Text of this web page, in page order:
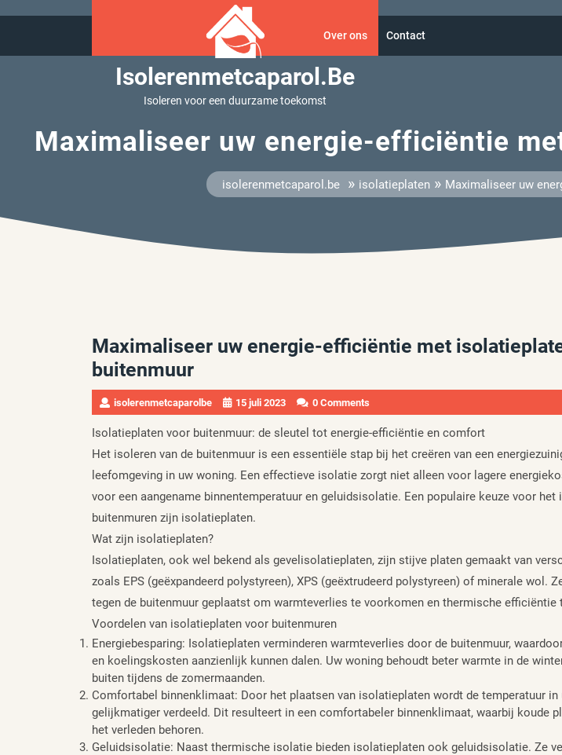
Isolerenmetcaparol.be
Isoleren voor een duurzame toekomst
Over ons Contact
Maximaliseer uw energie-efficiëntie
isolerenmetcaparol.be » isolatieplaten » Maximaliseer uw
Maximaliseer uw energie-efficiëntie met
buitenmuur
isolerenmetcaparolbe 15 juli 2023 0 Comments
Isolatieplaten voor buitenmuur: de sleutel tot energie-efficiëntie en comfort
Het isoleren van de buitenmuur is een essentiële stap bij het creëren van een
leefomgeving in uw woning. Een effectieve isolatie zorgt niet alleen voor lagere
voor een aangename binnentemperatuur en geluidsisolatie. Een populaire keuze voor het
buitenmuren zijn isolatieplaten.
Wat zijn isolatieplaten?
Isolatieplaten, ook wel bekend als gevelisolatieplaten, zijn stijve platen gemaakt van
zoals EPS (geëxpandeerd polystyreen), XPS (geëxtrudeerd polystyreen) of minerale wol.
tegen de buitenmuur geplaatst om warmteverlies te voorkomen en thermische efficiëntie
Voordelen van isolatieplaten voor buitenmuren
Energiebesparing: Isolatieplaten verminderen warmteverlies door de buitenmuur,
en koelingskosten aanzienlijk kunnen dalen. Uw woning behoudt beter warmte in de
buiten tijdens de zomermaanden.
Comfortabel binnenklimaat: Door het plaatsen van isolatieplaten wordt de temperatuur in
gelijkmatiger verdeeld. Dit resulteert in een comfortabeler binnenklimaat, waarbij koude
het verleden behoren.
Geluidsisolatie: Naast thermische isolatie bieden isolatieplaten ook geluidsisolatie. Ze